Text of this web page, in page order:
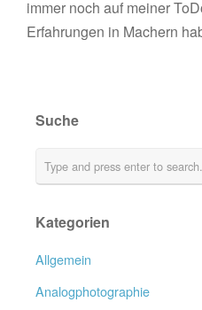
immer noch auf meiner
Erfahrungen in Machern
Suche
Kategorien
Allgemein
Analogphotographie